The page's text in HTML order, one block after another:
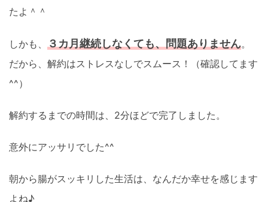
たよ＾＾
しかも、 ３カ月継続しなくても、問題ありません。
だから、解約はストレスなしでスムース！（確認してます
^^）
解約するまでの時間は、2分ほどで完了しました。
意外にアッサリでした^^
朝から腸がスッキリした生活は、なんだか幸せを感じます
よね♪